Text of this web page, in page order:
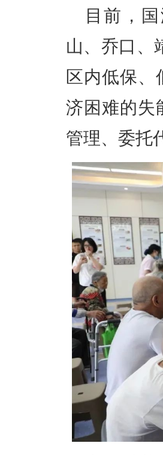
目前，
山、乔口、
区内低保
济困难的失
管理、委托